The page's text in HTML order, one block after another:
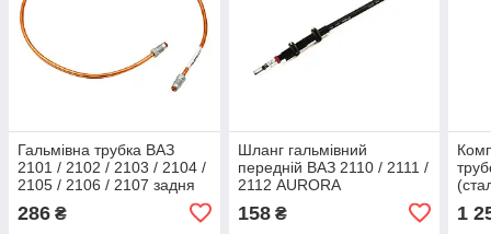
Гальмівна трубка ВАЗ
2101 / 2102 / 2103 / 2104 /
2105 / 2106 / 2107 задня
286 ₴
Шланг гальмівний
передній ВАЗ 2110 / 2111 /
2112 AURORA
158₴ 1